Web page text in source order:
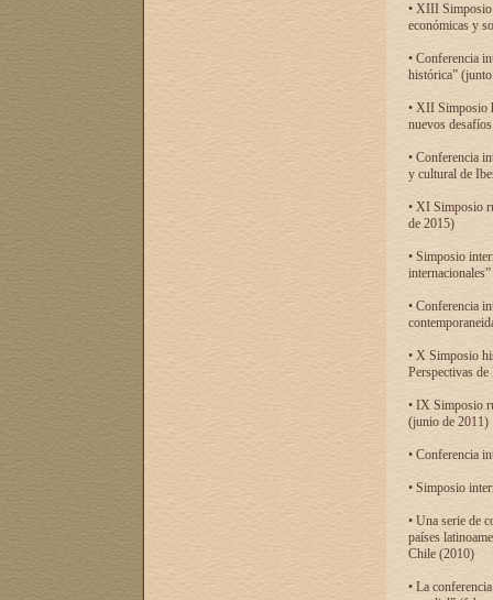
• XIII Simposio
económicas y
• Conferencia
histórica”
• XII Simposio
nuevos
• Conferencia
y cultural de
• XI Simposio
de 2015)
• Simposio
• Conferencia
• X Simposio
Perspectivas
• IX Simposio
(junio de 2011)
• Conferencia
• Simposio
• Una serie de
países
Chile (2010)
• La